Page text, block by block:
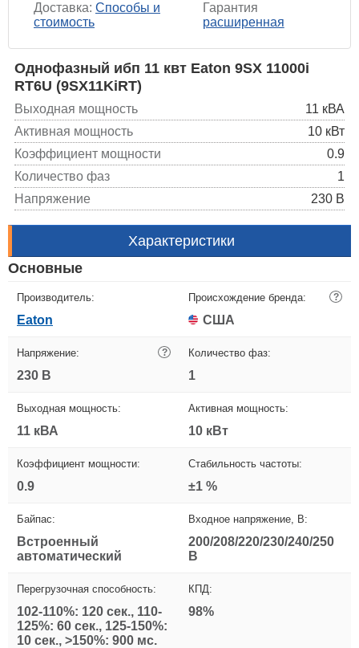
Доставка: Способы и
стоимость
Гарантия
расширенная
Однофазный ибп 11 квт Eaton 9SX 11000i
RT6U (9SX11KiRT)
Выходная мощность
11 кВА
Активная мощность
10 кВт
Коэффициент мощности
0.9
Количество фаз
1
Напряжение
230 В
Характеристики
Основные
Производитель:
Eaton
Происхождение бренда: ?
США
Напряжение: ?
230 В
Количество фаз:
1
Выходная мощность:
11 кВА
Активная мощность:
10 кВт
Коэффициент мощности:
0.9
Стабильность частоты:
±1 %
Байпас:
Встроенный
автоматический
Входное напряжение, В:
200/208/220/230/240/250
В
Перегрузочная способность:
102-110%: 120 сек., 110-
125%: 60 сек., 125-150%:
10 сек., >150%: 900 мс.
КПД:
98%